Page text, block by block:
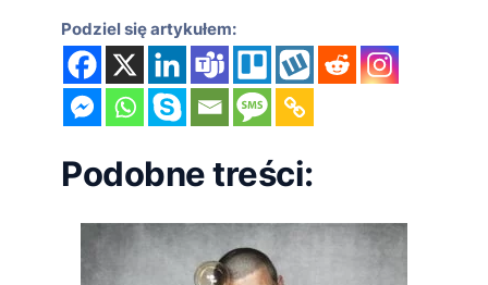
Podziel się artykułem:
Podobne treści: